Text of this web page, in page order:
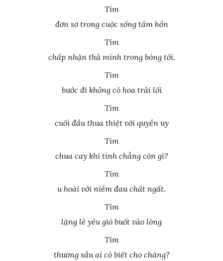
Tím
đơn sơ trong cuộc sống tâm hồn
Tím
chấp nhận thả mình trong bóng tối.
Tím
bước đi không có hoa trải lối
Tím
cuối đầu thua thiệt với quyền uy
Tím
chua cay khi tình chẳng còn gì?
Tím
u hoài với niềm đau chất ngất.
Tím
lặng lẽ yêu gió buốt vào lòng
Tím
thương sầu ai có biết cho chăng?